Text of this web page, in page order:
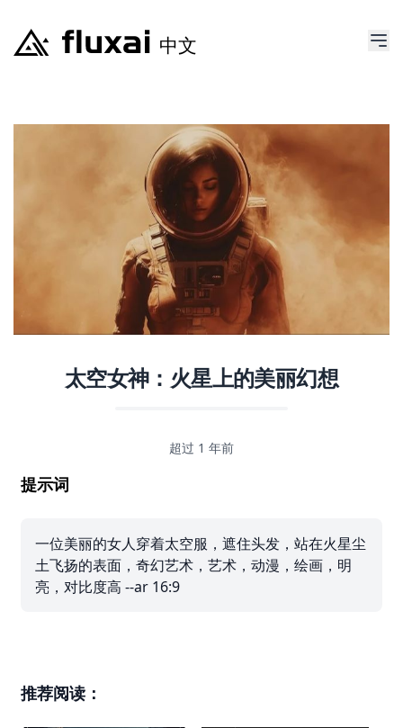
太空女神：火星上的美丽幻想
超过 1 年前
提示词
一位美丽的女人穿着太空服，遮住头发，站在火星尘
土飞扬的表面，奇幻艺术，艺术，动漫，绘画，明
亮，对比度高 --ar 16:9
推荐阅读：